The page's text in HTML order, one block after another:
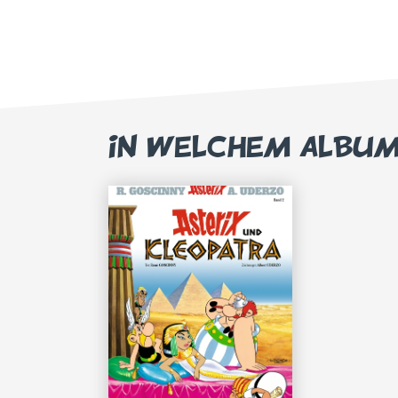
IN WELCHEM